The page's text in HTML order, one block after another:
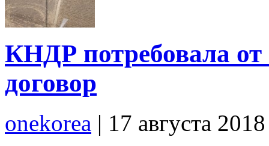
КНДР потребовала
договор
onekorea | 17 августа